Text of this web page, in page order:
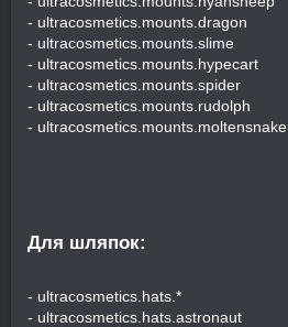
- ultracosmetics.mounts.dragon
- ultracosmetics.mounts.slime
- ultracosmetics.mounts.hypecart
- ultracosmetics.mounts.spider
- ultracosmetics.mounts.rudolph
- ultracosmetics.mounts.moltensnake
Для шляпок:​
- ultracosmetics.hats.*
- ultracosmetics.hats.astronaut